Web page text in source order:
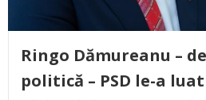
Ringo Dămureanu –
politică – PSD le-a